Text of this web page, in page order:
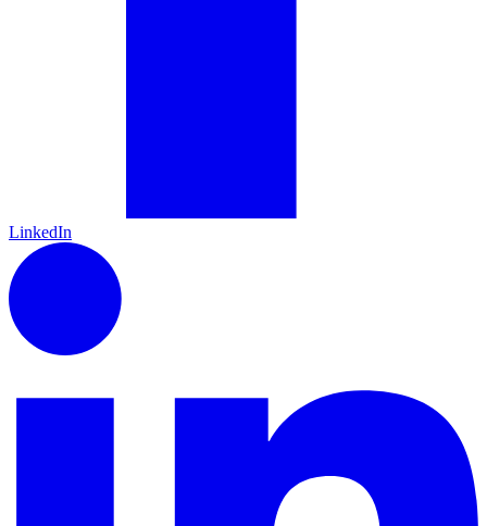
LinkedIn